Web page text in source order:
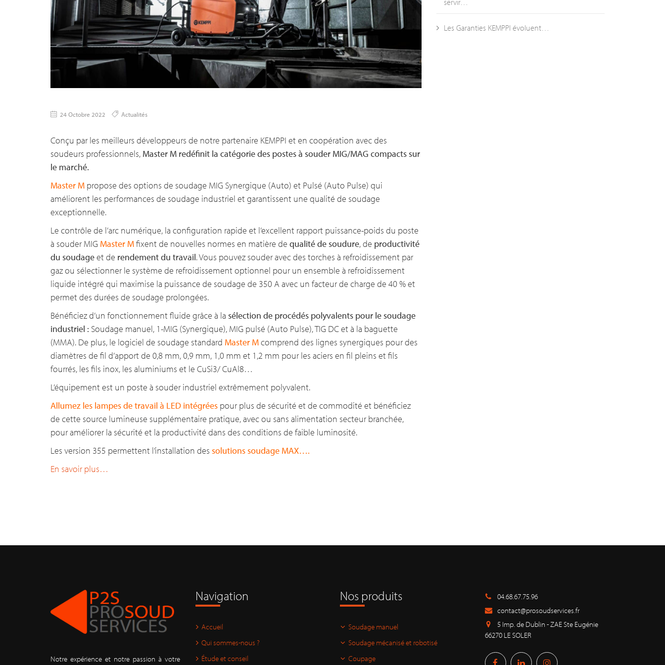
24 Octobre 2022 Actualités
Conçu par les meilleurs développeurs de notre partenaire KEMPPI et en coopération avec des
soudeurs professionnels, Master M redéfinit la catégorie des postes à souder MIG/MAG compacts sur
le marché.
Master M propose des options de soudage MIG Synergique (Auto) et Pulsé (Auto Pulse) qui
améliorent les performances de soudage industriel et garantissent une qualité de soudage
exceptionnelle.
Le contrôle de l’arc numérique, la configuration rapide et l’excellent rapport puissance-poids du poste
à souder MIG Master Mfixent de nouvelles normes en matière de qualité de soudure, de productivité
du soudageet de rendement du travail. Vous pouvez souder avec des torches à refroidissement par
gaz ou sélectionner le système de refroidissement optionnel pour un ensemble à refroidissement
liquide intégré qui maximise la puissance de soudage de 350 A avec un facteur de charge de 40 % et
permet des durées de soudage prolongées.
Bénéficiez d’un fonctionnement fluide grâce à la sélection de procédés polyvalents pour le soudage
industriel : Soudage manuel, 1-MIG (Synergique), MIG pulsé (Auto Pulse), TIG DC et à la baguette
(MMA). De plus, le logiciel de soudage standard Master Mcomprend des lignes synergiques pour des
diamètres de fil d’apport de 0,8 mm, 0,9 mm, 1,0 mm et 1,2 mm pour les aciers en fil pleins et fils
fourrés, les fils inox, les aluminiums et le CuSi3/ CuAl8…
L’équipement est un poste à souder industriel extrêmement polyvalent.
Allumez les lampes de travail à LED intégrées pour plus de sécurité et de commodité et bénéficiez
de cette source lumineuse supplémentaire pratique, avec ou sans alimentation secteur branchée,
pour améliorer la sécurité et la productivité dans des conditions de faible luminosité.
Les version 355 permettent l’installation des solutions soudage MAX….
En savoir plus…
servir…
Les Garanties KEMPPI évoluent…
Notre expérience et notre passion à votre
Navigation
Accueil
Qui sommes-nous ?
Étude et conseil
Nos produits
Soudage manuel
Soudage mécanisé et robotisé
Coupage
04.68.67.75.96
contact@prosoudservices.fr
5 Imp. de Dublin - ZAE Ste Eugénie
66270 LE SOLER